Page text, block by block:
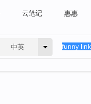
云笔记 惠惠
中英